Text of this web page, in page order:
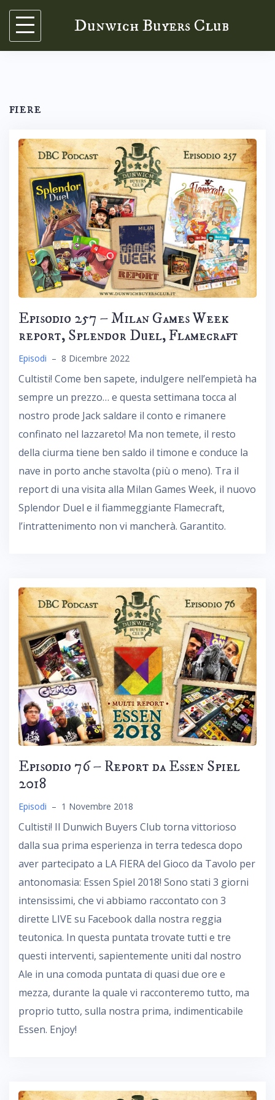
Skip
content
Dunwich Buyers Club
fiere
Episodio 257 – Milan Games Week
report, Splendor Duel, Flamecraft
Episodi – 8 Dicembre 2022
Cultisti! Come ben sapete, indulgere nell’empietà ha
sempre un prezzo… e questa settimana tocca al
nostro prode Jack saldare il conto e rimanere
confinato nel lazzareto! Ma non temete, il resto
della ciurma tiene ben saldo il timone e conduce la
nave in porto anche stavolta (più o meno). Tra il
report di una visita alla Milan Games Week, il nuovo
Splendor Duel e il fiammeggiante Flamecraft,
l’intrattenimento non vi mancherà. Garantito.
Episodio 76 – Report da Essen Spiel
2018
Episodi – 1 Novembre 2018
Cultisti! Il Dunwich Buyers Club torna vittorioso
dalla sua prima esperienza in terra tedesca dopo
aver partecipato a LA FIERA del Gioco da Tavolo per
antonomasia: Essen Spiel 2018! Sono stati 3 giorni
intensissimi, che vi abbiamo raccontato con 3
dirette LIVE su Facebook dalla nostra reggia
teutonica. In questa puntata trovate tutti e tre
questi interventi, sapientemente uniti dal nostro
Ale in una comoda puntata di quasi due ore e
mezza, durante la quale vi racconteremo tutto, ma
proprio tutto, sulla nostra prima, indimenticabile
Essen. Enjoy!